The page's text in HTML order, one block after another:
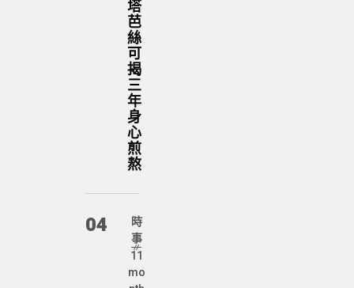
塔
芭
絲
可
揭
三
年
身
心
煎
熬
04
時
事
11
mo